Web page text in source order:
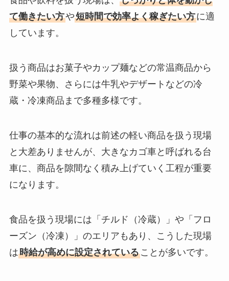
て働きたい方や短時間で効率よく稼ぎたい方に適
しています。
扱う商品はお菓子やカップ麺などの常温商品から
野菜や果物、さらには牛乳やデザートなどの冷
蔵・冷凍商品まで多種多様です。
仕事の基本的な流れは前述の軽い商品を扱う現場
と大差ありませんが、大きなカゴ車と呼ばれる台
車に、商品を隙間なく積み上げていく工程が重要
になります。
食品を扱う現場には「チルド（冷蔵）」や「フロ
ーズン（冷凍）」のエリアもあり、こうした現場
は時給が高めに設定されていることが多いです。